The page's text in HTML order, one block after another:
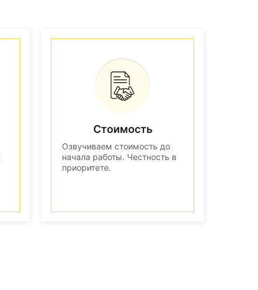
Стоимость
Озвучиваем стоимость до
начала работы. Честность в
приоритете.